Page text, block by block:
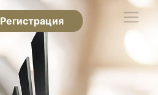
Регистрация